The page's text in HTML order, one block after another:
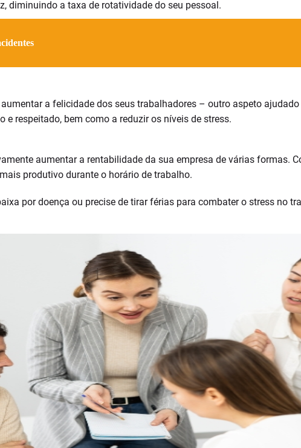
diminuindo a taxa de rotatividade do seu pessoal.
a felicidade dos seus trabalhadores – outro aspeto
respeitado, bem como a reduzir os níveis de stress.
aumentar a rentabilidade da sua empresa de várias formas.
produtivo durante o horário de trabalho.
por doença ou precise de tirar férias para combater o stress no